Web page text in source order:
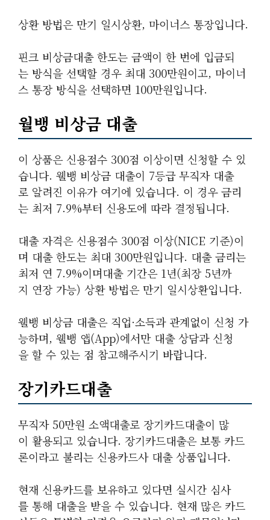
상환 방법은 만기 일시상환, 마이너스 통장입니다.
핀크 비상금대출 한도는 금액이 한 번에 입금되
는 방식을 선택할 경우 최대 300만원이고, 마이너
스 통장 방식을 선택하면 100만원입니다.
월뱅 비상금 대출
이 상품은 신용점수 300점 이상이면 신청할 수 있
습니다. 웰뱅 비상금 대출이 7등급 무직자 대출
로 알려진 이유가 여기에 있습니다. 이 경우 금리
는 최저 7.9%부터 신용도에 따라 결정됩니다.
대출 자격은 신용점수 300점 이상(NICE 기준)이
며 대출 한도는 최대 300만원입니다. 대출 금리는
최저 연 7.9%이며대출 기간은 1년(최장 5년까
지 연장 가능) 상환 방법은 만기 일시상환입니다.
웰뱅 비상금 대출은 직업·소득과 관계없이 신청 가
능하며, 웰뱅 앱(App)에서만 대출 상담과 신청
을 할 수 있는 점 참고해주시기 바랍니다.
장기카드대출
무직자 50만원 소액대출로 장기카드대출이 많
이 활용되고 있습니다. 장기카드대출은 보통 카드
론이라고 불리는 신용카드사 대출 상품입니다.
현재 신용카드를 보유하고 있다면 실시간 심사
를 통해 대출을 받을 수 있습니다. 현재 많은 카드